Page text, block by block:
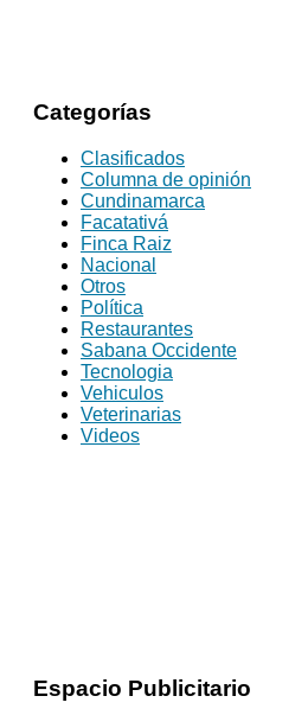
Categorías
Clasificados
Columna de opinión
Cundinamarca
Facatativá
Finca Raiz
Nacional
Otros
Política
Restaurantes
Sabana Occidente
Tecnologia
Vehiculos
Veterinarias
Videos
Espacio Publicitario